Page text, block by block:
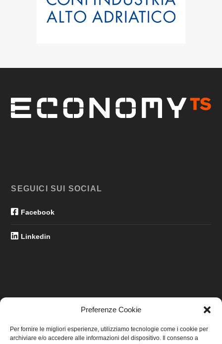
Preferenze Cookie
Per fornire le migliori esperienze, utilizziamo tecnologie come i cookie per
archiviare e/o accedere alle informazioni del dispositivo. Il consenso a
SEGUICI SUI SOCIAL
Facebook
Linkedin
Home